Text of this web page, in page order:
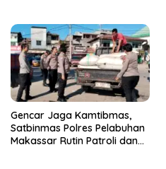
Gencar Jaga Kamtibmas,
Satbinmas Polres Pelabuhan
Makassar Rutin Patroli dan